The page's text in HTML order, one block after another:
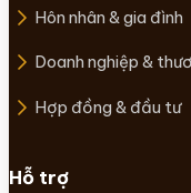
Hôn nhân & gia đình
Doanh nghiệp &
Hợp đồng & đầu tư
Hỗ trợ